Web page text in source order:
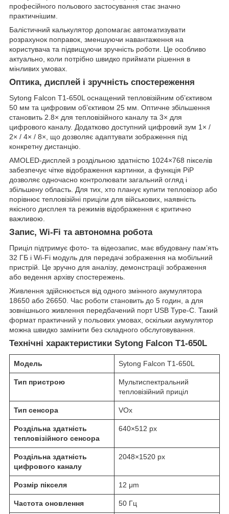
професійного польового застосування стає значно
практичнішим.
Балістичний калькулятор допомагає автоматизувати
розрахунок поправок, зменшуючи навантаження на
користувача та підвищуючи зручність роботи. Це особливо
актуально, коли потрібно швидко приймати рішення в
мінливих умовах.
Оптика, дисплей і зручність спостереження
Sytong Falcon T1-650L оснащений тепловізійним об’єктивом
50 мм та цифровим об’єктивом 25 мм. Оптичне збільшення
становить 2.8× для тепловізійного каналу та 3× для
цифрового каналу. Додатково доступний цифровий зум 1× /
2× / 4× / 8×, що дозволяє адаптувати зображення під
конкретну дистанцію.
AMOLED-дисплей з роздільною здатністю 1024×768 пікселів
забезпечує чітке відображення картинки, а функція PiP
дозволяє одночасно контролювати загальний огляд і
збільшену область. Для тих, хто планує купити тепловізор або
порівнює тепловізійні приціли для військових, наявність
якісного дисплея та режимів відображення є критично
важливою.
Запис, Wi-Fi та автономна робота
Приціл підтримує фото- та відеозапис, має вбудовану пам’ять
32 ГБ і Wi-Fi модуль для передачі зображення на мобільний
пристрій. Це зручно для аналізу, демонстрації зображення
або ведення архіву спостережень.
Живлення здійснюється від одного змінного акумулятора
18650 або 26650. Час роботи становить до 5 годин, а для
зовнішнього живлення передбачений порт USB Type-C. Такий
формат практичний у польових умовах, оскільки акумулятор
можна швидко замінити без складного обслуговування.
Технічні характеристики Sytong Falcon T1-650L
Модель Sytong Falcon T1-650L
Тип пристрою
Мультиспектральний
тепловізійний приціл
Тип сенсора VOx
Роздільна здатність
тепловізійного сенсора
640×512 px
Роздільна здатність
цифрового каналу
2048×1520 px
Розмір пікселя 12 μm
Частота оновлення 50 Гц